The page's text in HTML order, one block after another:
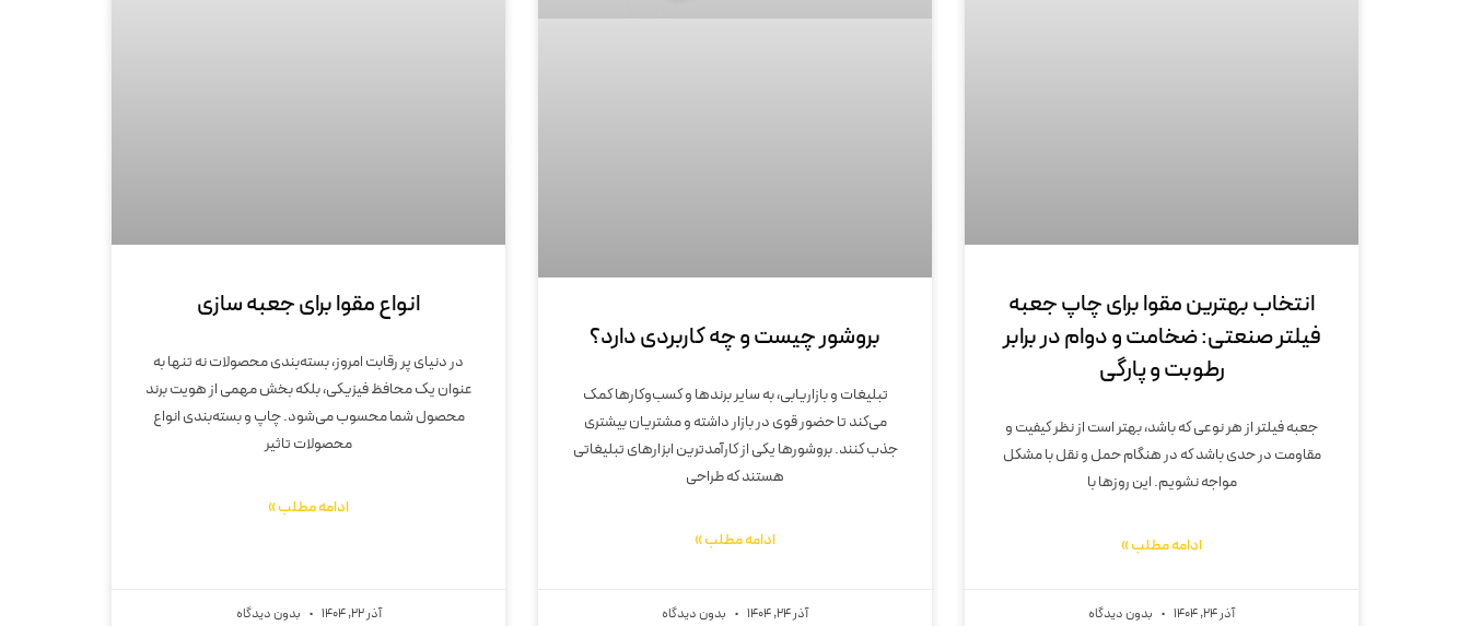
انتخاب بهترین مقوا برای چاپ جعبه
فیلتر صنعتی: ضخامت و دوام در برابر
رطوبت و پارگی
جعبه فیلتر از هر نوعی که باشد، بهتر است از نظر کیفیت و
مقاومت در حدی باشد که در هنگام حمل و نقل با مشکل
مواجه نشویم. این روزها با
ادامه مطلب »
آذر 24, 1404 بدون دیدگاه
بروشور چیست و چه کاربردی دارد؟
تبلیغات و بازاریابی، به سایر برندها و کسب‌وکارها کمک
می‌کند تا حضور قوی در بازار داشته و مشتریان بیشتری
جذب کنند. بروشورها یکی از کارآمدترین ابزارهای تبلیغاتی
هستند که طراحی
ادامه مطلب »
آذر 24, 1404 بدون دیدگاه
انواع مقوا برای جعبه سازی
در دنیای پر رقابت امروز، بسته‌بندی محصولات نه تنها به
عنوان یک محافظ فیزیکی، بلکه بخش مهمی از هویت برند
محصول شما محسوب می‌شود. چاپ و بسته‌بندی انواع
محصولات تاثیر
ادامه مطلب »
آذر 22, 1404 بدون دیدگاه